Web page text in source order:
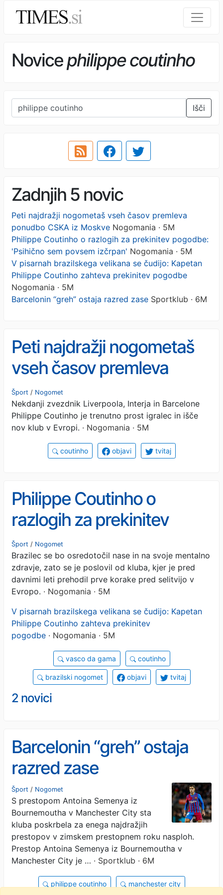
Novicephilippe coutinho
Išči
Zadnjih 5 novic
Peti najdražji nogometaš vseh časov premleva
ponudbo CSKA iz Moskve Nogomania · 5M
Philippe Coutinho o razlogih za prekinitev pogodbe:
'Psihično sem povsem izčrpan' Nogomania · 5M
V pisarnah brazilskega velikana se čudijo: Kapetan
Philippe Coutinho zahteva prekinitev pogodbe
Nogomania · 5M
Barcelonin “greh” ostaja razred zase Sportklub · 6M
Peti najdražji nogometaš
vseh časov premleva
ponudbo CSKA iz Moskve
Šport / Nogomet
Nekdanji zvezdnik Liverpoola, Interja in Barcelone
Philippe Coutinho je trenutno prost igralec in išče
nov klub v Evropi. · Nogomania · 5M
coutinho objavi tvitaj
Philippe Coutinho o
razlogih za prekinitev
pogodbe: 'Psihično sem
povsem izčrpan'
Šport / Nogomet
Brazilec se bo osredotočil nase in na svoje mentalno
zdravje, zato se je poslovil od kluba, kjer je pred
davnimi leti prehodil prve korake pred selitvijo v
Evropo. · Nogomania · 5M
V pisarnah brazilskega velikana se čudijo: Kapetan
Philippe Coutinho zahteva prekinitev
pogodbe · Nogomania · 5M
vasco da gama coutinho
brazilski nogomet objavi tvitaj
2 novici
Barcelonin “greh” ostaja
razred zase
Šport / Nogomet
S prestopom Antoina Semenya iz
Bournemoutha v Manchester City sta
kluba poskrbela za enega najdražjih
prestopov v zimskem prestopnem roku nasploh.
Prestop Antoina Semenya iz Bournemoutha v
Manchester City je … · Sportklub · 6M
philippe coutinho manchester city